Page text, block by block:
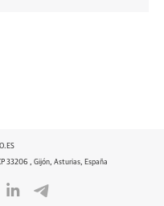
33206 , Gijón, Asturias, España